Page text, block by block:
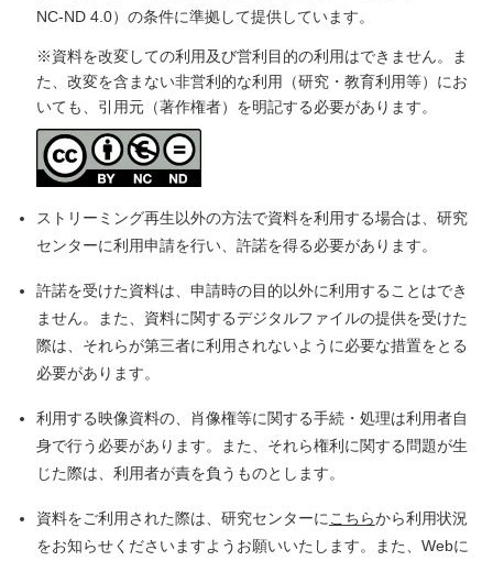
NC-ND 4.0）の条件に準拠して提供しています。
※資料を改変しての利用及び営利目的の利用はできません。ま
た、改変を含まない非営利的な利用（研究・教育利用等）にお
いても、引用元（著作権者）を明記する必要があります。
ストリーミング再生以外の方法で資料を利用する場合は、研究
センターに利用申請を行い、許諾を得る必要があります。
許諾を受けた資料は、申請時の目的以外に利用することはでき
ません。また、資料に関するデジタルファイルの提供を受けた
際は、それらが第三者に利用されないように必要な措置をとる
必要があります。
利用する映像資料の、肖像権等に関する手続・処理は利用者自
身で行う必要があります。また、それら権利に関する問題が生
じた際は、利用者が責を負うものとします。
資料をご利用された際は、研究センターに こちらから利用状況
をお知らせくださいますようお願いいたします。また、Webに